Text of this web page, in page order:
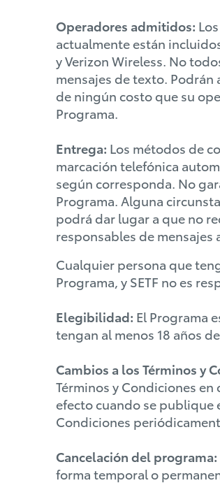
Operadores admitidos:
actualmente están
y Verizon Wireless. No
mensajes de texto. Podrán
de ningún costo que su
Programa.
Entrega: Los métodos de
marcación telefónica
según corresponda. No
Programa. Alguna
podrá dar lugar a que no
responsables de
Cualquier persona que
Programa, y SETF no es
Elegibilidad: El Programa
tengan al menos 18 años
Cambios a los Términos y
Términos y Condiciones
efecto cuando se publique
Condiciones
Cancelación del programa:
forma temporal o